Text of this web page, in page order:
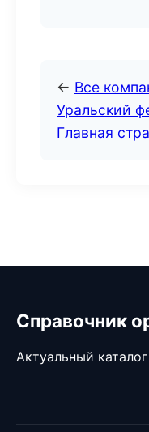
← Все
Уральский
Главная
Справочник
Актуальный